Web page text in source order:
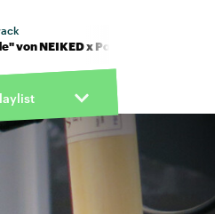
Portugal. The Man · "Glide" von